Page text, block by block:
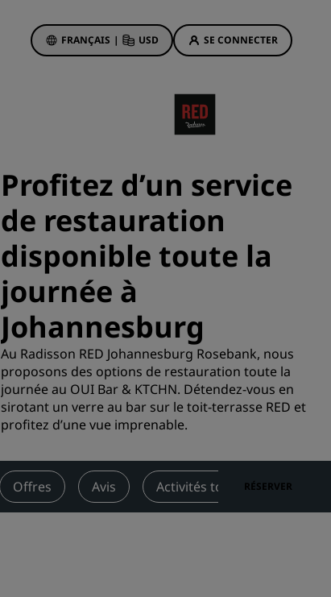
FRANÇAIS | USD SE CONNECTER
La magie opère dès les premiers
Deals of the Day
Réservez à l’avance
Voir nos forfaits
Idées de voyage
Hôtels adaptés aux familles
Rad Pets
Espaces dédiés aux mariages
Séjours durables
Voyageur d'affaires
Hôtels du centre-ville
Profitez d’un service
de restauration
disponible toute la
journée à
Johannesburg
Au Radisson RED Johannesburg Rosebank, nous
proposons des options de restauration toute la
journée au OUI Bar & KTCHN. Détendez-vous en
sirotant un verre au bar sur le toit-terrasse RED et
profitez d’une vue imprenable.
Offres Avis Activités touristiques à
RÉSERVER